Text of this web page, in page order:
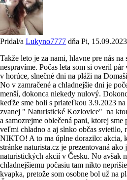
Pridal/a Lukyno7777 dňa Pi,
Takže leto je za nami, hlavne pre nás
nespravíme. Počas leta som si overil
v horúce, slnečné dni na pláži na
No v zamračené a chladnejšie dni je
menší, dokonca niekedy nulový.
keďže sme boli s priateľkou 3.9.2023
zvanej " Naturistické Kozlovice" na
a samozrejme oblečená pani, ktorej
veľmi chladno a aj slnko občas svietilo,
NIKTO! A to ma úplne dorazilo: akcia,
stránke naturista.cz je prezentovaná ako
naturistických akcií v Česku. No avšak
chladnejšiemu počasiu tam nikto
kvapka, pretože som osobne bol už na